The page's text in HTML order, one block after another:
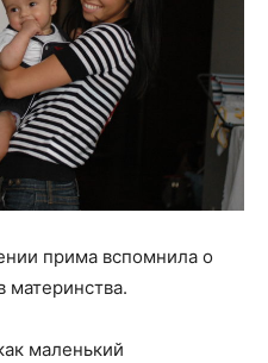
прима вспомнила о
материнства.
маленький